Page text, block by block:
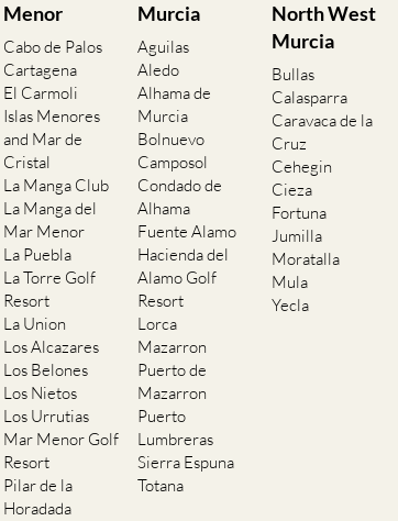
Menor
Cabo de Palos
Cartagena
El Carmoli
Islas Menores
and Mar de
Cristal
La Manga Club
La Manga del
Mar Menor
La Puebla
La Torre Golf
Resort
La Union
Los Alcazares
Los Belones
Los Nietos
Los Urrutias
Mar Menor Golf
Resort
Pilar de la
Horadada
Murcia
Aguilas
Aledo
Alhama de
Murcia
Bolnuevo
Camposol
Condado de
Alhama
Fuente Alamo
Hacienda del
Alamo Golf
Resort
Lorca
Mazarron
Puerto de
Mazarron
Puerto
Lumbreras
Sierra Espuna
Totana
North West
Murcia
Bullas
Calasparra
Caravaca de la
Cruz
Cehegin
Cieza
Fortuna
Jumilla
Moratalla
Mula
Yecla